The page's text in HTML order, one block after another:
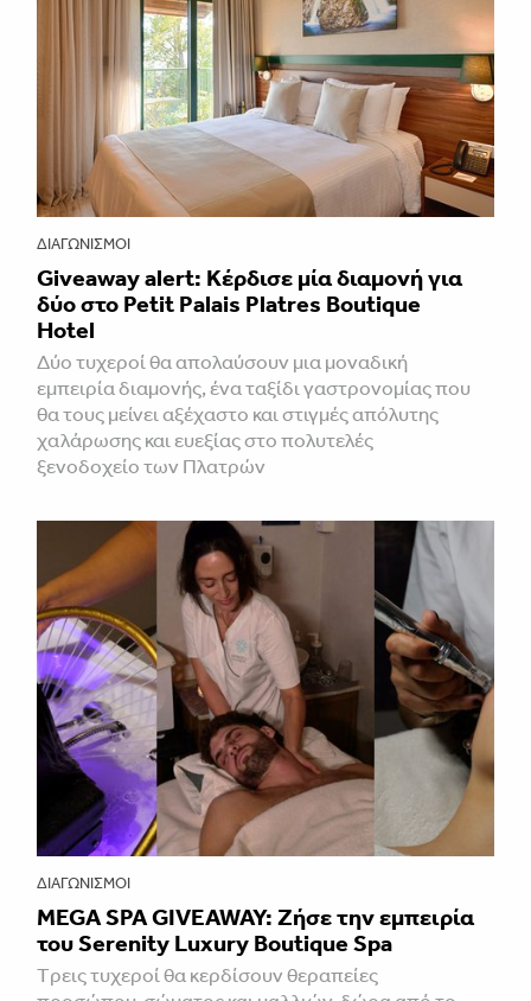
ΔΙΑΓΩΝΙΣΜΟΊ
Giveaway alert: Κέρδισε μία διαμονή για
δύο στο Petit Palais Platres Boutique
Hotel
Δύο τυχεροί θα απολαύσουν μια μοναδική
εμπειρία διαμονής, ένα ταξίδι γαστρονομίας που
θα τους μείνει αξέχαστο και στιγμές απόλυτης
χαλάρωσης και ευεξίας στο πολυτελές
ξενοδοχείο των Πλατρών
ΔΙΑΓΩΝΙΣΜΟΊ
MEGA SPA GIVEAWAY: Ζήσε την εμπειρία
του Serenity Luxury Boutique Spa
Tρεις τυχεροί θα κερδίσουν θεραπείες